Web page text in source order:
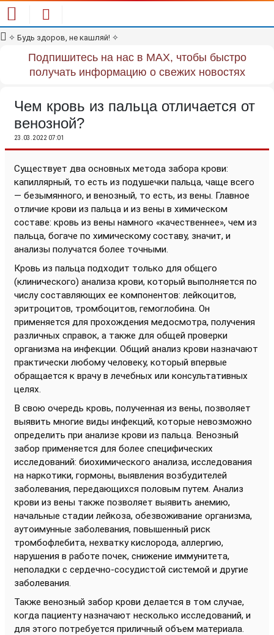
✧ Будь здоров, не кашляй! ✧
Подпишитесь на нас в MAX, чтобы быстро
получать информацию о свежих новостях
Чем кровь из пальца отличается от
венозной?
23.03.2022 07:01
Существует два основных метода забора крови:
капиллярный, то есть из подушечки пальца, чаще всего
— безымянного, и венозный, то есть, из вены. Главное
отличие крови из пальца и из вены в химическом
составе: кровь из вены намного «качественнее», чем из
пальца, богаче по химическому составу, значит, и
анализы получатся более точными.
Кровь из пальца подходит только для общего
(клинического) анализа крови, который выполняется по
числу составляющих ее компонентов: лейкоцитов,
эритроцитов, тромбоцитов, гемоглобина. Он
применяется для прохождения медосмотра, получения
различных справок, а также для общей проверки
организма на инфекции. Общий анализ крови назначают
практически любому человеку, который впервые
обращается к врачу в лечебных или консультативных
целях.
В свою очередь кровь, полученная из вены, позволяет
выявить многие виды инфекций, которые невозможно
определить при анализе крови из пальца. Венозный
забор применяется для более специфических
исследований: биохимического анализа, исследования
на наркотики, гормоны, выявления возбудителей
заболевания, передающихся половым путем. Анализ
крови из вены также позволяет выявить анемию,
начальные стадии лейкоза, обезвоживание организма,
аутоимунные заболевания, повышенный риск
тромбофлебита, нехватку кислорода, аллергию,
нарушения в работе почек, снижение иммунитета,
неполадки с сердечно-сосудистой системой и другие
заболевания.
Также венозный забор крови делается в том случае,
когда пациенту назначают несколько исследований, и
для этого потребуется приличный объем материала.